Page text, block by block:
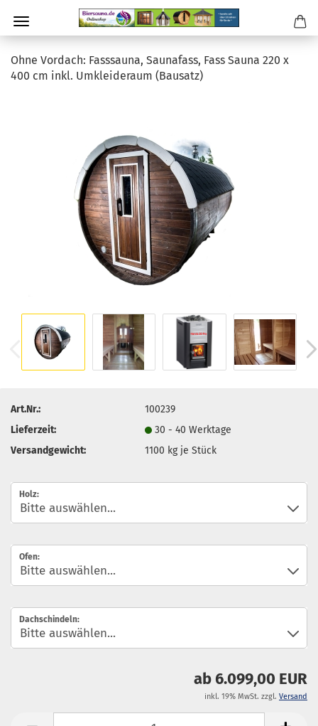
Ohne Vordach: Fasssauna, Saunafass, Fass Sauna 220 x
400 cm inkl. Umkleideraum (Bausatz)
Art.Nr.:
100239
Lieferzeit:
30 - 40 Werktage
Versandgewicht:
1100 kg je Stück
Holz:
Ofen:
Dachschindeln:
ab 6.099,00 EUR
inkl. 19% MwSt. zzgl. Versand